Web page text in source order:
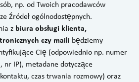
np. od Twoich pracodawców
źródeł ogólnodostępnych.
z biura obsługi klienta,
czy maili będziemy
Cię (odpowiednio np. numer
IP), metadane dotyczące
czas trwania rozmowy) oraz